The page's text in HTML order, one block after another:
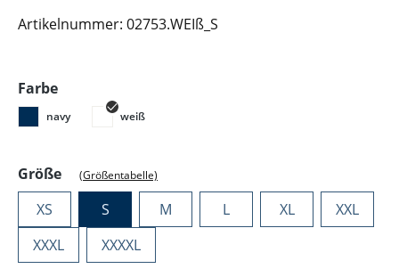
Artikelnummer: 02753.WEIß_S
Farbeauswählen
navy weiß
Größeauswählen
(Größentabelle)
XS S M L XL
XXL
XXXL
XXXXL